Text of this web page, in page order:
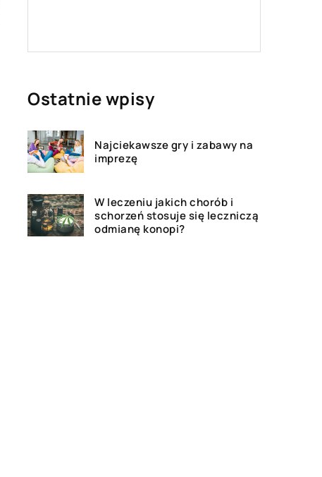
Ostatnie wpisy
Najciekawsze gry i zabawy na
imprezę
W leczeniu jakich chorób i
schorzeń stosuje się leczniczą
odmianę konopi?